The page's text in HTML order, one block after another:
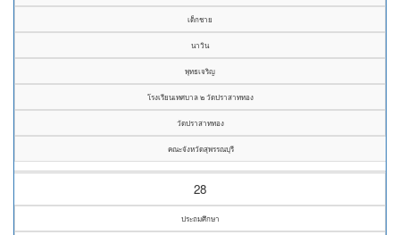
เด็กชาย
นาวิน
พุทธเจริญ
โรงเรียนเทศบาล ๒ วัดปราสาททอง
วัดปราสาททอง
คณะจังหวัดสุพรรณบุรี
28
ประถมศึกษา